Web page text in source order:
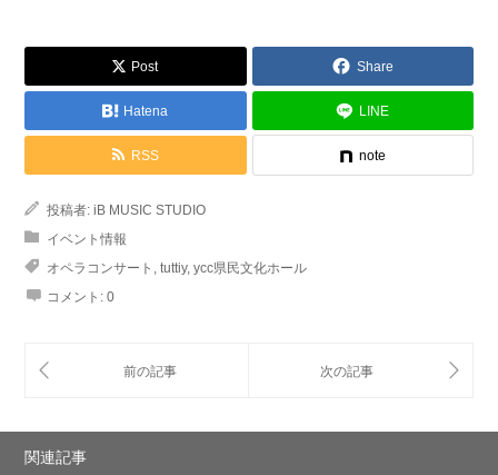
Post Share
Hatena LINE
RSS note
投稿者: iB MUSIC STUDIO
イベント情報
オペラコンサート , tuttiy, ycc県民文化ホール
コメント: 0
関連記事